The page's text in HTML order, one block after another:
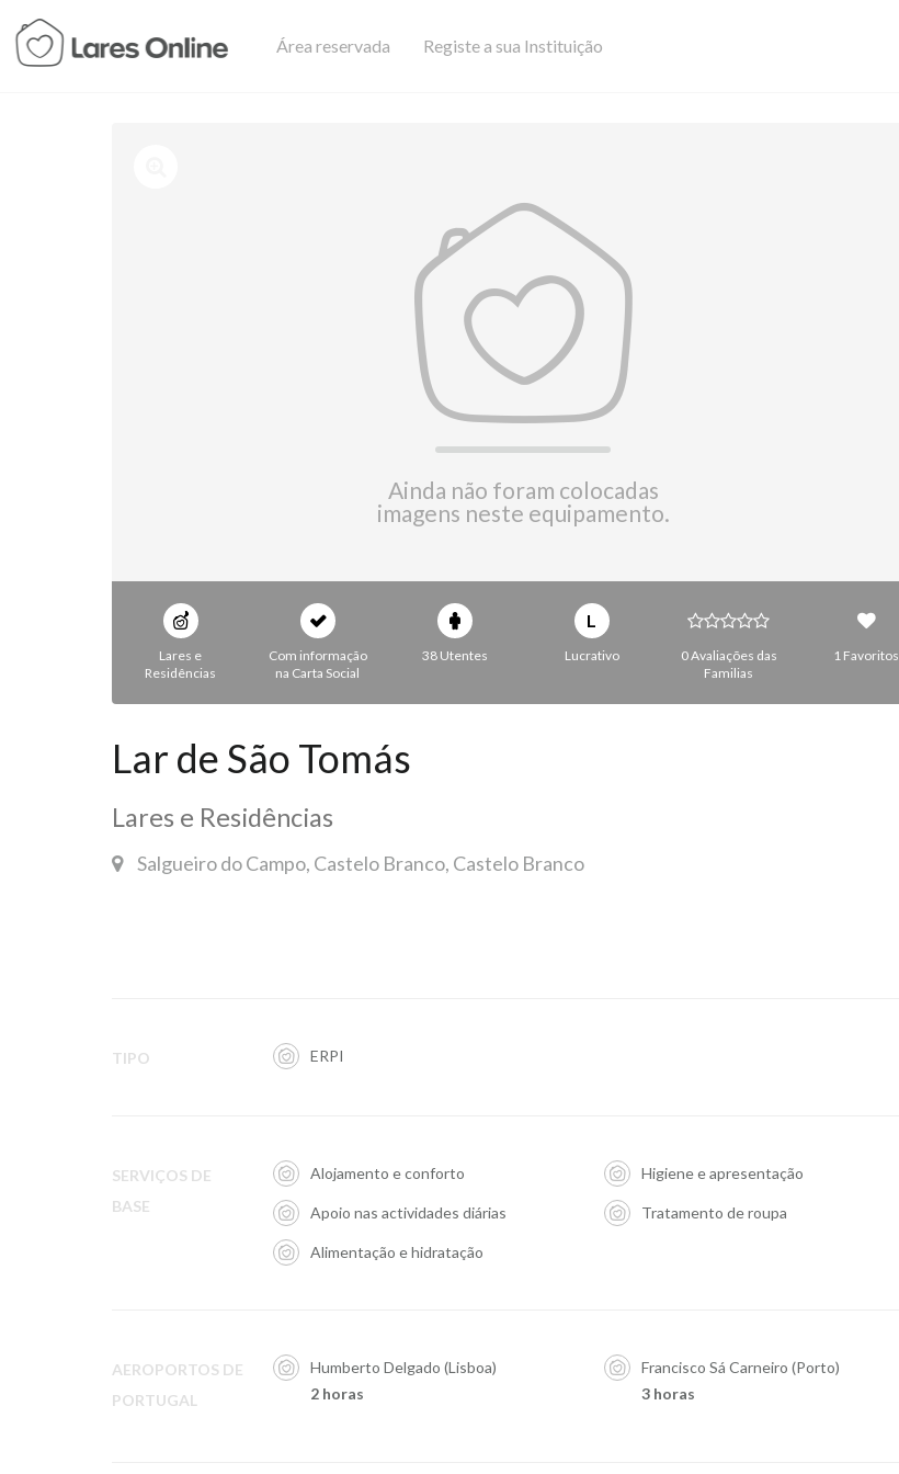
Área reservada Registe a sua Instituição
Ainda não foram colocadas
imagens neste equipamento.
Lares e
Residências
Com informação
na Carta Social
38 Utentes
L
Lucrativo
0 Avaliações das
Familias
1 Favoritos
Lar de São Tomás
Lares e Residências
Salgueiro do Campo, Castelo Branco, Castelo Branco
TIPO ERPI
SERVIÇOS DE
BASE
Alojamento e conforto Higiene e apresentação
Apoio nas actividades diárias Tratamento de roupa
Alimentação e hidratação
AEROPORTOS DE
PORTUGAL
Humberto Delgado (Lisboa)
2 horas
Francisco Sá Carneiro (Porto)
3 horas